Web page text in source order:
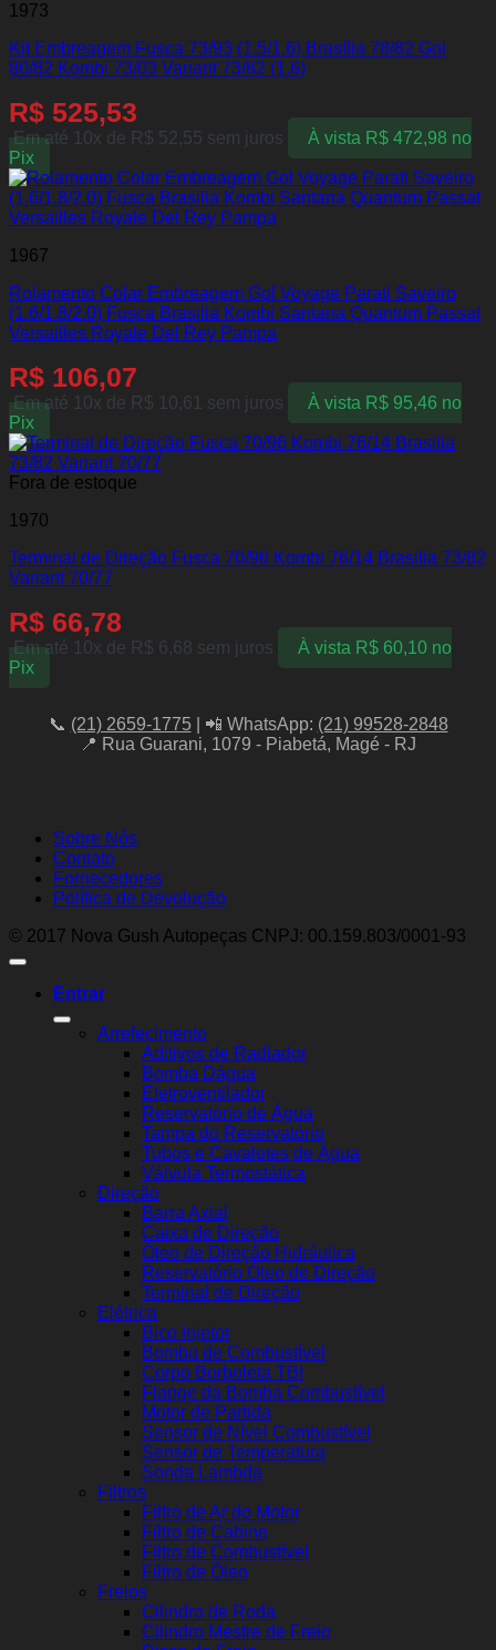
1973
Kit Embreagem Fusca 73/93 (1.5/1.6) Brasília 78/82 Gol
80/82 Kombi 73/03 Variant 73/82 (1.6)
R$ 525,53
Em até 10x de R$ 52,55 sem juros À vista R$472,98 no
Pix
1967
Rolamento Colar Embreagem Gol Voyage Parati Saveiro
(1.6/1.8/2.0) Fusca Brasilia Kombi Santana Quantum Passat
Versailles Royale Del Rey Pampa
R$ 106,07
Em até 10x de R$ 10,61 sem juros À vista R$95,46 no
Pix
Fora de estoque
1970
Terminal de Direção Fusca 70/96 Kombi 76/14 Brasilia 73/82
Variant 70/77
R$ 66,78
Em até 10x de R$ 6,68 sem juros À vista R$60,10 no
Pix
📞 (21) 2659-1775| 📲 WhatsApp: (21) 99528-2848
📍 Rua Guarani, 1079 - Piabetá, Magé - RJ
Sobre Nós
Contato
Fornecedores
Política de Devolução
© 2017 Nova Gush Autopeças CNPJ: 00.159.803/0001-93
Entrar
Arrefecimento
Aditivos de Radiador
Bomba Dágua
Eletroventilador
Reservatório de Água
Tampa do Reservatório
Tubos e Cavaletes de Água
Válvula Termostática
Direção
Barra Axial
Caixa de Direção
Óleo de Direção Hidráulica
Reservatório Óleo de Direção
Terminal de Direção
Elétrica
Bico Injetor
Bomba de Combustível
Corpo Borboleta TBI
Flange da Bomba Combustível
Motor de Partida
Sensor de Nível Combustível
Sensor de Temperatura
Sonda Lambda
Filtros
Filtro de Ar do Motor
Filtro de Cabine
Filtro de Combustível
Filtro de Óleo
Freios
Cilindro de Roda
Cilindro Mestre de Freio